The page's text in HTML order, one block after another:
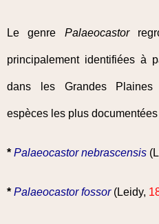
Le genre Palaeocastor
principalement identifiées à
dans les Grandes Plaines
espèces les plus documentées
* Palaeocastor nebrascensis
* Palaeocastor fossor(Leidy,